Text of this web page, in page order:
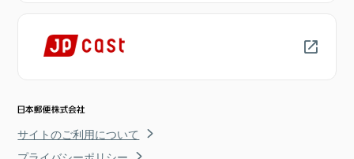
サイトのご利用について